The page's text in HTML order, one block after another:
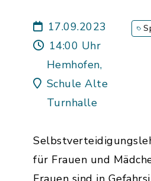
Mädchen ab 15
17.09.2023
14:00 Uhr
Hemhofen,
Schule Alte
Turnhalle
für Frauen und